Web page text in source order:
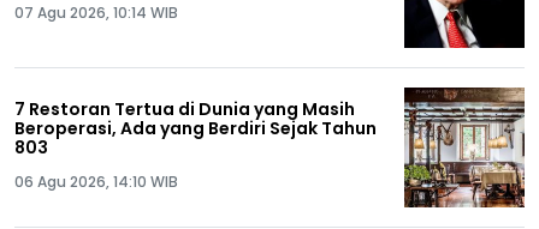
07 Agu 2026, 10:14 WIB
7 Restoran Tertua di Dunia yang Masih
Beroperasi, Ada yang Berdiri Sejak Tahun
803
06 Agu 2026, 14:10 WIB